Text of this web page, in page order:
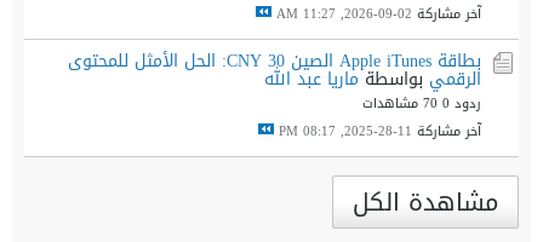
آخر مشاركة 02-09-2026, 11:27 AM
بطاقة Apple iTunes الصين 30 CNY: الحل الأمثل للمحتوى
الرقمي بواسطةماريا عبد الله
ردود 0
70 مشاهدات
آخر مشاركة 11-28-2025, 08:17 PM
مشاهدة الكل